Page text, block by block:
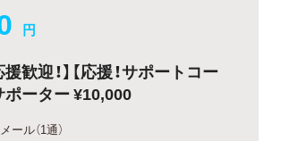
円
歓迎！】【応援！サポートコー
ポーター ¥10,000
ール（1通）